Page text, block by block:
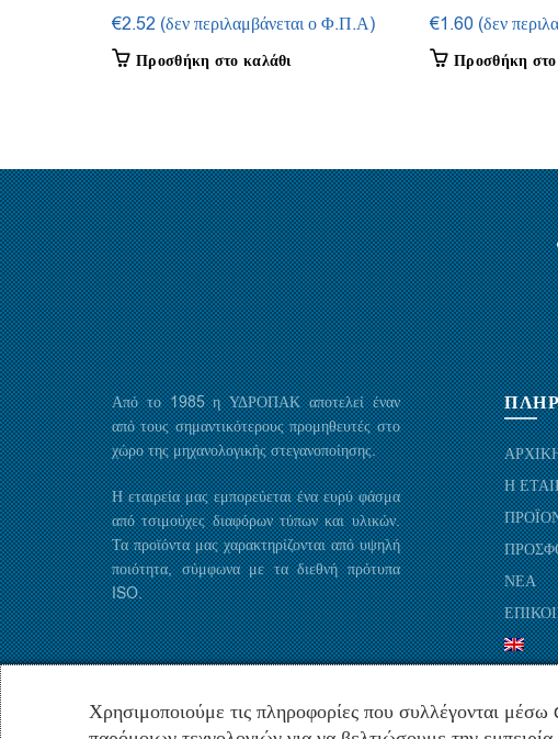
50 τμ.)
€2.52 (δεν περιλαμβάνεται ο Φ.Π.Α)
Προσθήκη στο καλάθι
50τμ.)
€1.60 (δεν
Προσθήκη στο
Από το 1985 η ΥΔΡΟΠΑΚ αποτελεί έναν
από τους σημαντικότερους προμηθευτές στο
χώρο της μηχανολογικής στεγανοποίησης.
Η εταιρεία μας εμπορεύεται ένα ευρύ φάσμα
από τσιμούχες διαφόρων τύπων και υλικών.
Τα προϊόντα μας χαρακτηρίζονται από υψηλή
ποιότητα, σύμφωνα με τα διεθνή πρότυπα
ISO.
Η
ΝΕΑ
Χρησιμοποιούμε τις πληροφορίες που συλλέγονται